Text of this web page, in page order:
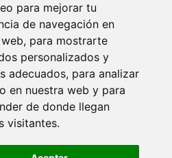
para mejorar tu
de navegación en
para mostrarte
personalizados y
adecuados, para analizar
en nuestra web y para
de donde llegan
visitantes.
preferences
2025 vertedero.es